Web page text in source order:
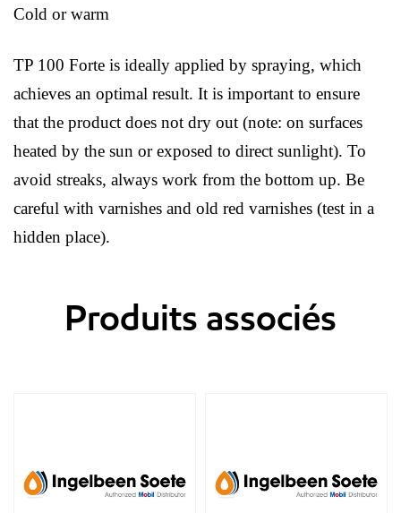
Cold or warm
TP 100 Forte is ideally applied by spraying, which
achieves an optimal result. It is important to ensure
that the product does not dry out (note: on surfaces
heated by the sun or exposed to direct sunlight). To
avoid streaks, always work from the bottom up. Be
careful with varnishes and old red varnishes (test in a
hidden place).
Produits associés